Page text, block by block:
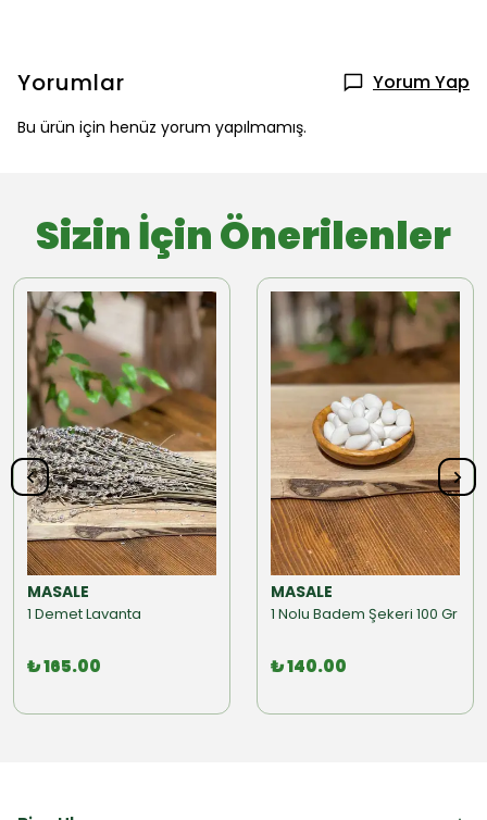
Yorumlar Yorum Yap
Bu ürün için henüz yorum yapılmamış.
Sizin İçin Önerilenler
MASALE
1 Demet Lavanta
₺ 165.00
MASALE
1 Nolu Badem Şekeri 100 Gr
₺ 140.00